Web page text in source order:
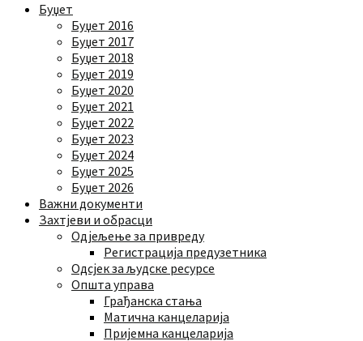
Буџет
Буџет 2016
Буџет 2017
Буџет 2018
Буџет 2019
Буџет 2020
Буџет 2021
Буџет 2022
Буџет 2023
Буџет 2024
Буџет 2025
Буџет 2026
Важни документи
Захтјеви и обрасци
Одјељење за привреду
Регистрација предузетника
Одсјек за људске ресурсе
Општа управа
Грађанска стања
Матична канцеларија
Пријемна канцеларија